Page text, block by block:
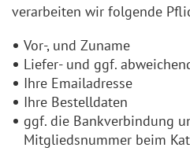
verarbeiten wir folgende
Vor-, und Zuname
Liefer- und ggf.
Ihre Emailadresse
Ihre Bestelldaten
ggf. die Bankverbindung
Mitgliedsnummer beim